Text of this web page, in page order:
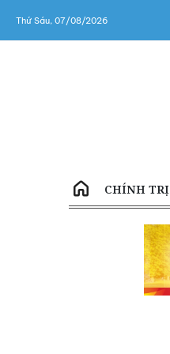
Thứ Sáu, 07/08/2026
CHÍNH TRỊ